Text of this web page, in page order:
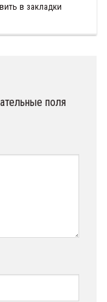
в закладки
поля